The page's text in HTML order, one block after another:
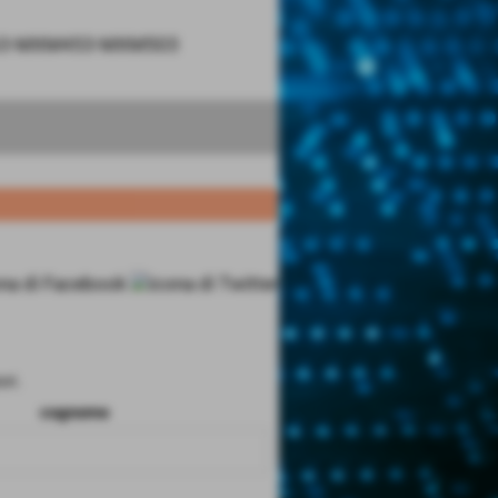
MXM453-MXM503
cognome